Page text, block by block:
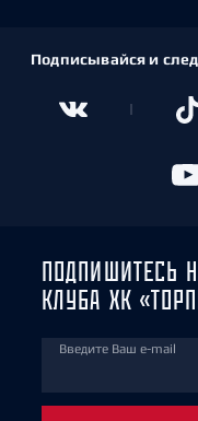
Подписывайся и
ПОДПИШИТЕСЬ
КЛУБА ХК
Введите Ваш e-mail